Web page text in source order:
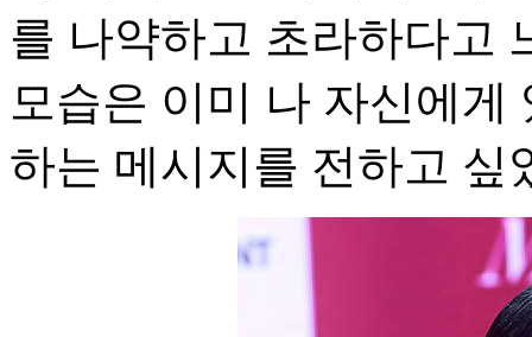
를 나약하고 초라하다고
모습은 이미 나 자신에게
하는 메시지를 전하고 싶